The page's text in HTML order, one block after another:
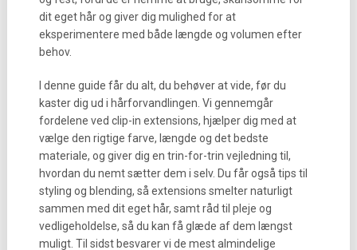
dit eget hår og giver dig mulighed for at
eksperimentere med både længde og volumen efter
behov.
I denne guide får du alt, du behøver at vide, før du
kaster dig ud i hårforvandlingen. Vi gennemgår
fordelene ved clip-in extensions, hjælper dig med at
vælge den rigtige farve, længde og det bedste
materiale, og giver dig en trin-for-trin vejledning til,
hvordan du nemt sætter dem i selv. Du får også tips til
styling og blending, så extensions smelter naturligt
sammen med dit eget hår, samt råd til pleje og
vedligeholdelse, så du kan få glæde af dem længst
muligt. Til sidst besvarer vi de mest almindelige